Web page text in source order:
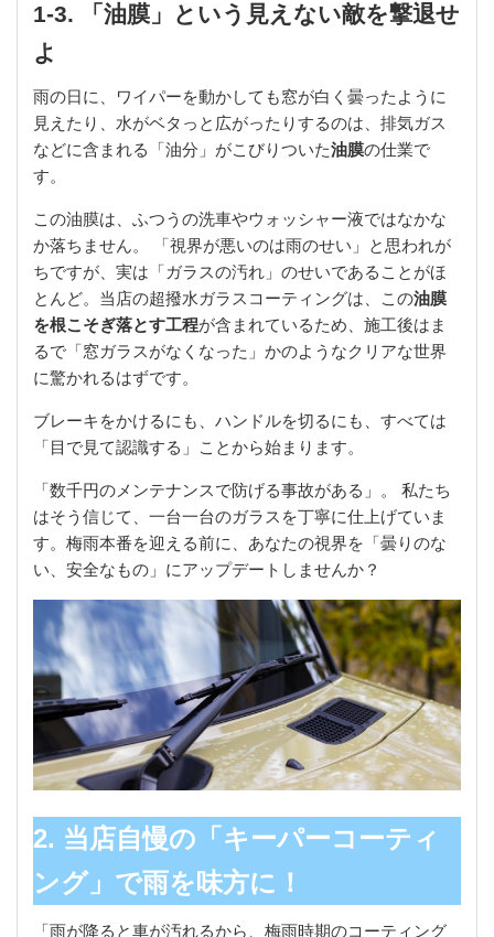
1-3. 「油膜」という見えない敵を撃退せ
よ
雨の日に、ワイパーを動かしても窓が白く曇ったように
見えたり、水がベタっと広がったりするのは、排気ガス
などに含まれる「油分」がこびりついた油膜の仕業で
す。
この油膜は、ふつうの洗車やウォッシャー液ではなかな
か落ちません。 「視界が悪いのは雨のせい」と思われが
ちですが、実は「ガラスの汚れ」のせいであることがほ
とんど。当店の超撥水ガラスコーティングは、この油膜
を根こそぎ落とす工程が含まれているため、施工後はま
るで「窓ガラスがなくなった」かのようなクリアな世界
に驚かれるはずです。
ブレーキをかけるにも、ハンドルを切るにも、すべては
「目で見て認識する」ことから始まります。
「数千円のメンテナンスで防げる事故がある」。 私たち
はそう信じて、一台一台のガラスを丁寧に仕上げていま
す。梅雨本番を迎える前に、あなたの視界を「曇りのな
い、安全なもの」にアップデートしませんか？
2. 当店自慢の「キーパーコーティ
ング」で雨を味方に！
「雨が降ると車が汚れるから、梅雨時期のコーティング